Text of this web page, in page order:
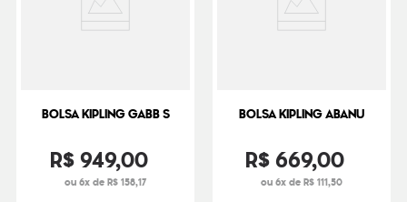
BOLSA KIPLING GABB S
R$949,00
ou 6x de R$ 158,17
BOLSA KIPLING ABANU
R$669,00
ou 6x de R$ 111,50